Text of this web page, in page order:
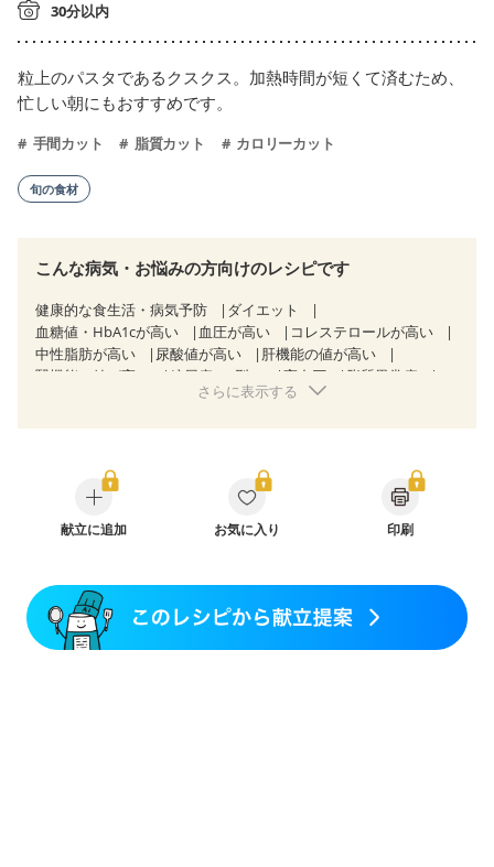
30分以内
粒上のパスタであるクスクス。加熱時間が短くて済むため、
忙しい朝にもおすすめです。
手間カット 脂質カット カロリーカット
旬の食材
こんな病気・お悩みの方向けのレシピです
健康的な食生活・病気予防
ダイエット
血糖値・HbA1cが高い
血圧が高い
コレステロールが高い
中性脂肪が高い
尿酸値が高い
肝機能の値が高い
腎機能の値が高い
糖尿病（2型） 高血圧
脂質異常症
狭心症 心筋梗塞
糖尿病性腎症（第１期）
糖尿病性腎症（第２期）
糖尿病性腎症（第３期）
CKD（ステージ１）
CKD（ステージ２）
CKD（ステージ３a）
乳がん治療を終えた方・経過観察中の方など
産後（ミルク）
骨折 骨粗しょう症
関節リウマチ
乾癬
フレイル（年齢に合わせた体作り）
さらに表示する
献立に追加 お気に入り 印刷